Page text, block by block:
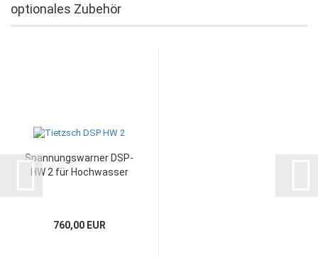
optionales Zubehör
Spannungswarner DSP-
HW 2 für Hochwasser
760,00 EUR